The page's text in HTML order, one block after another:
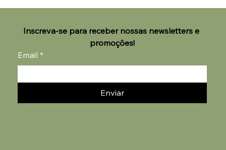
Inscreva-se para receber nossas newsletters e
promoções!
Email *
Enviar